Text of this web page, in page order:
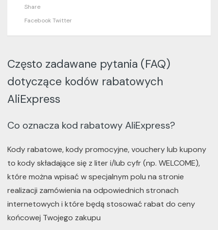
Share
FacebookTwitter
Często zadawane pytania (FAQ)
dotyczące kodów rabatowych
AliExpress
Co oznacza kod rabatowy AliExpress?
Kody rabatowe, kody promocyjne, vouchery lub kupony
to kody składające się z liter i/lub cyfr (np. WELCOME),
które można wpisać w specjalnym polu na stronie
realizacji zamówienia na odpowiednich stronach
internetowych i które będą stosować rabat do ceny
końcowej Twojego zakupu